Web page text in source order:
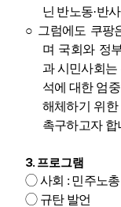
닌 반노동·반
○ 그럼에도 쿠팡
며 국회와 정
과 시민사회는
석에 대한 엄
해체하기 위
촉구하고자 합
3. 프로그램
◯사회 : 민주노
◯ 규탄 발언